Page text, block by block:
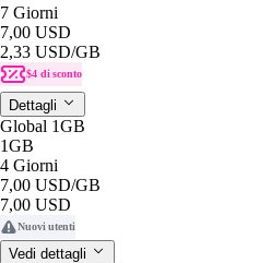
7 Giorni
7,00 USD
2,33 USD/GB
$4 di sconto
Dettagli
Global 1GB
1GB
4 Giorni
7,00 USD/GB
7,00 USD
Nuovi utenti
Vedi dettagli